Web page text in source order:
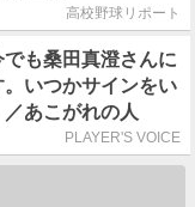
高校野球リポート
も桑田真澄さんに
いつかサインをい
あこがれの人
PLAYER'S VOICE